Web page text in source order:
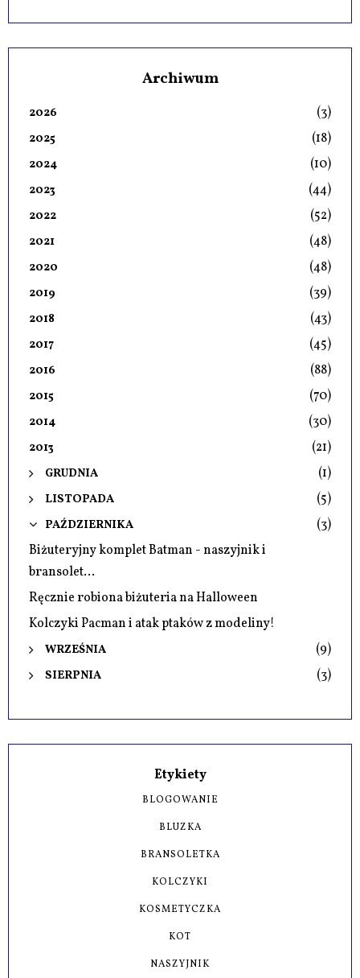
Archiwum
2026 (3)
2025 (18)
2024 (10)
2023 (44)
2022 (52)
2021 (48)
2020 (48)
2019 (39)
2018 (43)
2017 (45)
2016 (88)
2015 (70)
2014 (30)
2013 (21)
GRUDNIA (1)
LISTOPADA (5)
PAŹDZIERNIKA
(3)
Biżuteryjny komplet Batman - naszyjnik i
bransolet...
Ręcznie robiona biżuteria na Halloween
Kolczyki Pacman i atak ptaków z modeliny!
WRZEŚNIA (9)
SIERPNIA (3)
Etykiety
BLOGOWANIE
BLUZKA
BRANSOLETKA
KOLCZYKI
KOSMETYCZKA
KOT
NASZYJNIK